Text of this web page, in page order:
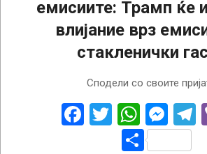
емисиите: Трамп ќе
влијание врз
стакленички
Сподели со своите
Facebook
Twitter
Share